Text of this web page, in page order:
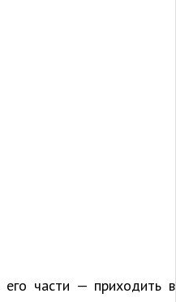
его части — приходить в